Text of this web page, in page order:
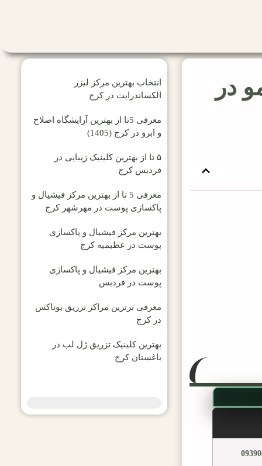
در
انتخاب بهترین مرکز لیزر
الکساندرایت در کرج
معرفی 5تا از بهترین آرایشگاه اصلاح
و ابرو در کرج (1405)
۵ تا از بهترین کلینیک زیبایی در
فردیس کرج
معرفی 5 تا از بهترین مرکز فیشیال و
پاکسازی پوست در مهرشهر کرج
بهترین مرکز فیشیال و پاکسازی
پوست در عظیمیه کرج
بهترین مرکز فیشیال و پاکسازی
پوست در فردیس
معرفی برترین مراکز تزریق بوتاکس
در کرج
بهترین کلینیک تزریق ژل لب در
باغستان کرج